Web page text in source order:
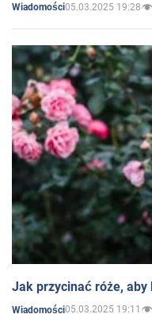
Wiadomości05.03.2025 19:28
Jak przycinać róże,
Wiadomości05.03.2025 19:11